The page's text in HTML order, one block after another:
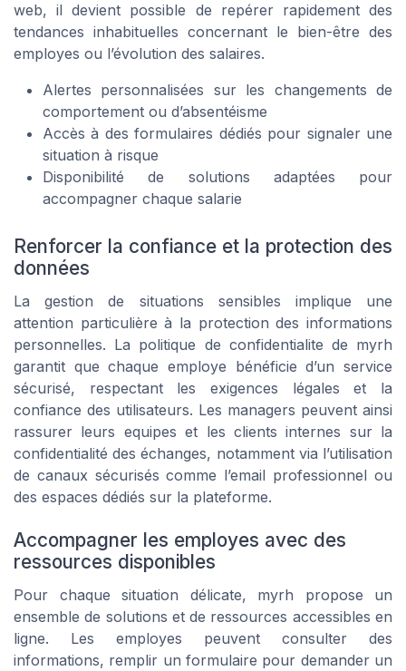
web, il devient possible de repérer rapidement des
tendances inhabituelles concernant le bien-être des
employes ou l’évolution des salaires.
Alertes personnalisées sur les changements de
comportement ou d’absentéisme
Accès à des formulaires dédiés pour signaler une
situation à risque
Disponibilité de solutions adaptées pour
accompagner chaque salarie
Renforcer la confiance et la protection des
données
La gestion de situations sensibles implique une
attention particulière à la protection des informations
personnelles. La politique de confidentialite de myrh
garantit que chaque employe bénéficie d’un service
sécurisé, respectant les exigences légales et la
confiance des utilisateurs. Les managers peuvent ainsi
rassurer leurs equipes et les clients internes sur la
confidentialité des échanges, notamment via l’utilisation
de canaux sécurisés comme l’email professionnel ou
des espaces dédiés sur la plateforme.
Accompagner les employes avec des
ressources disponibles
Pour chaque situation délicate, myrh propose un
ensemble de solutions et de ressources accessibles en
ligne. Les employes peuvent consulter des
informations, remplir un formulaire pour demander un